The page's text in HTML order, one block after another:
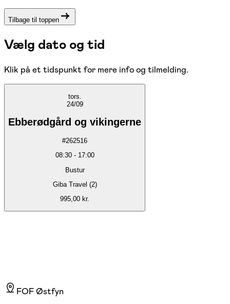
Tilbage til toppen
Vælg dato og tid
Klik på et tidspunkt for mere info og tilmelding.
tors.
24/09
Ebberødgård og vikingerne
#262516
08:30- 17:00
Bustur
Giba Travel (2)
995,00 kr.
FOF Østfyn